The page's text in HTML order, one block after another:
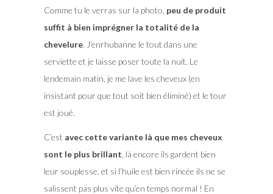
Comme tu le verras sur la photo, peu de produit
suffit à bien imprégner la totalité de la
chevelure. J’enrhubanne le tout dans une
serviette et je laisse poser toute la nuit. Le
lendemain matin, je me lave les cheveux (en
insistant pour que tout soit bien éliminé) et le tour
est joué.
C’est avec cette variante là que mes cheveux
sont le plus brillant , là encore ils gardent bien
leur souplesse, et si l’huile est bien rincée ils ne se
salissent pas plus vite qu’en temps normal ! En